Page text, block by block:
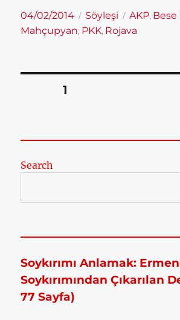
Yayın
tarihi
04/02/2014 Kategoriler
Söyleşi Etiketler
AKP, Bese
Mahçupyan, PKK, Rojava
SAYFA1
Search
Soykırımı Anlamak:
Soykırımından Çıkarılan
77 Sayfa)